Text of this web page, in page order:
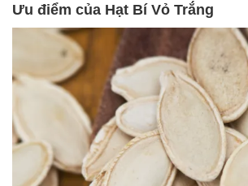
Ưu điểm của Hạt Bí Vỏ Trắng